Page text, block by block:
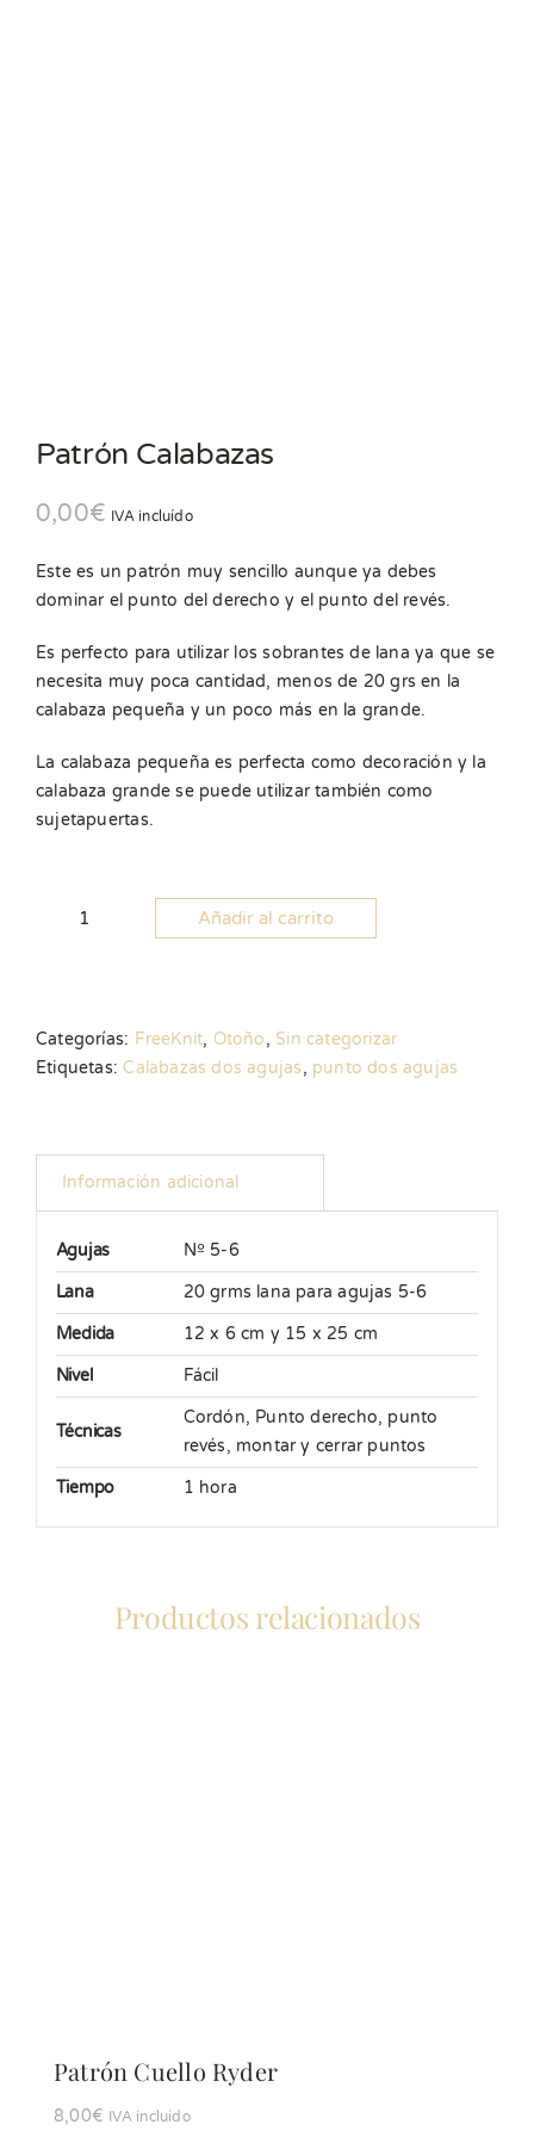
Patrón Calabazas
0,00€ IVA incluído
Este es un patrón muy sencillo aunque ya debes
dominar el punto del derecho y el punto del revés.
Es perfecto para utilizar los sobrantes de lana ya que se
necesita muy poca cantidad, menos de 20 grs en la
calabaza pequeña y un poco más en la grande.
La calabaza pequeña es perfecta como decoración y la
calabaza grande se puede utilizar también como
sujetapuertas.
Patrón
Añadir al carrito
Categorías: FreeKnit, Otoño, Sin categorizar
Etiquetas: Calabazas dos agujas, punto dos agujas
Información adicional
Agujas Nº 5-6
Lana 20 grms lana para agujas 5-6
Medida 12 x 6 cm y 15 x 25 cm
Nivel Fácil
Técnicas
Cordón, Punto derecho, punto
revés, montar y cerrar puntos
Tiempo 1 hora
Productos relacionados
Patrón Cuello Ryder
8,00€ IVA incluído